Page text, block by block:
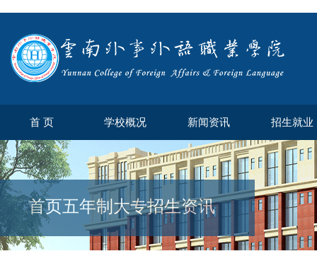
首 页 学校概况 新闻资讯 招生就业
首页五年制大专招生资讯